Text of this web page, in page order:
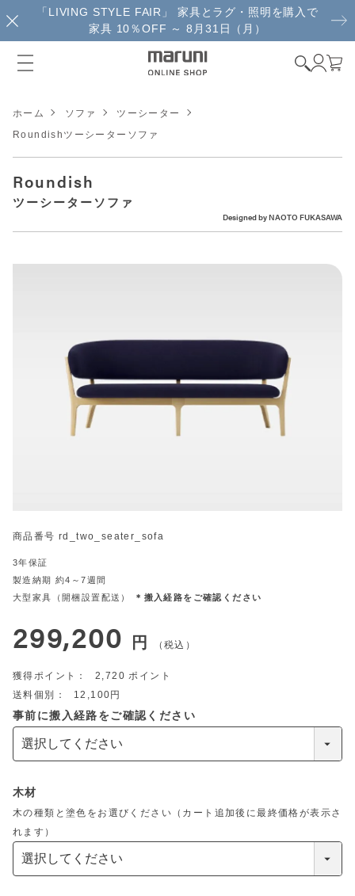
「LIVING STYLE FAIR」 家具とラグ・照明を購入で
家具 10％OFF ～ 8月31日（月）
ホーム ソファ
ツーシーター
Roundishツーシーターソファ
Roundish
ツーシーターソファ
Designed byNAOTO FUKASAWA
商品番号 rd_two_seater_sofa
3年保証
製造納期 約4～7週間
大型家具（開梱設置配送）
＊搬入経路をご確認ください
299,200 税込
2,720
12,100
事前に搬入経路をご確認ください
木材
木の種類と塗色をお選びください（カート追加後に最終価格が表示さ
れます）